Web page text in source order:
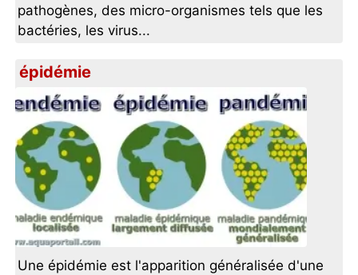
pathogènes, des micro-organismes tels que les
bactéries, les virus...
épidémie
Une épidémie est l'apparition généralisée d'une